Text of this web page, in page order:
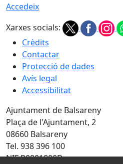
Accedeix
Xarxes socials:
Crèdits
Contactar
Protecció de dades
Avís legal
Accessibilitat
Ajuntament de Balsareny
Plaça de l'Ajuntament, 2
08660 Balsareny
Tel. 938 396 100
NIF P0801800D